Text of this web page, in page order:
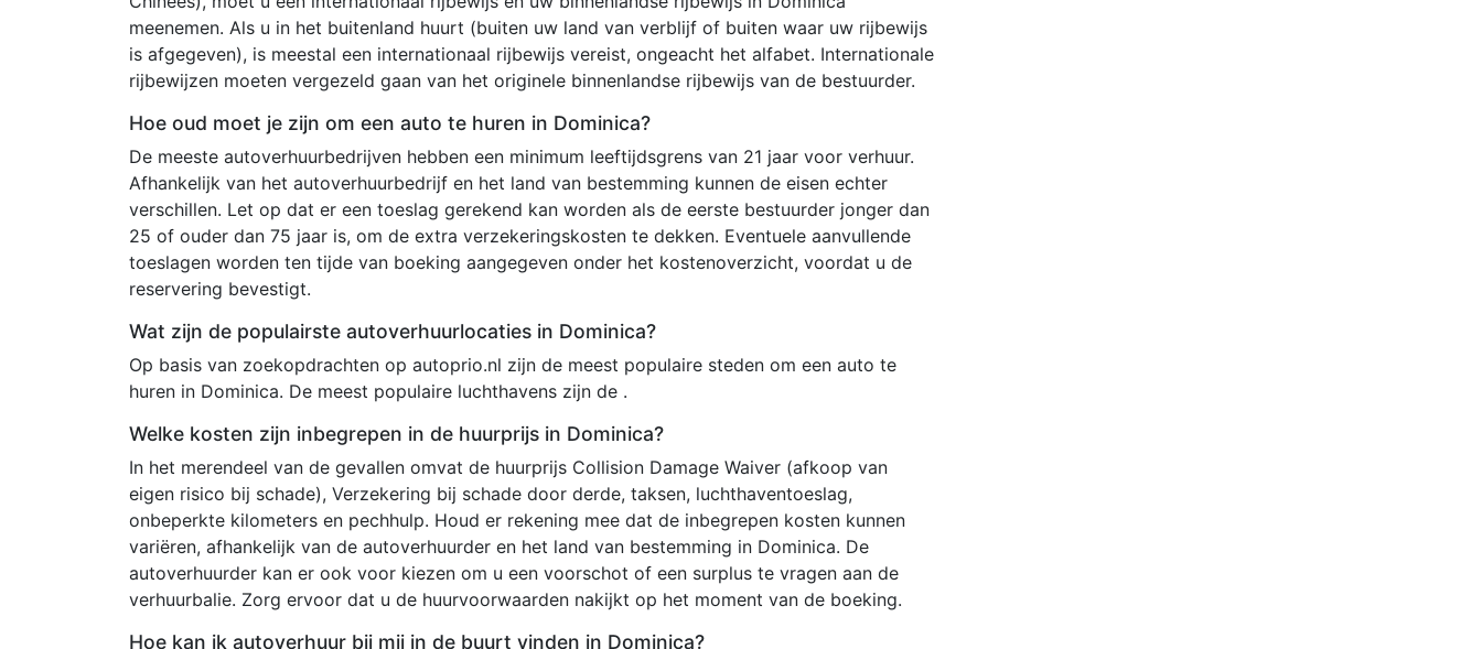
meenemen. Als u in het buitenland huurt (buiten uw land van verblijf of buiten waar uw rijbewijs
is afgegeven), is meestal een internationaal rijbewijs vereist, ongeacht het alfabet. Internationale
rijbewijzen moeten vergezeld gaan van het originele binnenlandse rijbewijs van de bestuurder.
Hoe oud moet je zijn om een auto te huren in Dominica?
De meeste autoverhuurbedrijven hebben een minimum leeftijdsgrens van 21 jaar voor verhuur.
Afhankelijk van het autoverhuurbedrijf en het land van bestemming kunnen de eisen echter
verschillen. Let op dat er een toeslag gerekend kan worden als de eerste bestuurder jonger dan
25 of ouder dan 75 jaar is, om de extra verzekeringskosten te dekken. Eventuele aanvullende
toeslagen worden ten tijde van boeking aangegeven onder het kostenoverzicht, voordat u de
reservering bevestigt.
Wat zijn de populairste autoverhuurlocaties in Dominica?
Op basis van zoekopdrachten op autoprio.nl zijn de meest populaire steden om een auto te
huren in Dominica. De meest populaire luchthavens zijn de .
Welke kosten zijn inbegrepen in de huurprijs in Dominica?
In het merendeel van de gevallen omvat de huurprijs Collision Damage Waiver (afkoop van
eigen risico bij schade), Verzekering bij schade door derde, taksen, luchthaventoeslag,
onbeperkte kilometers en pechhulp. Houd er rekening mee dat de inbegrepen kosten kunnen
variëren, afhankelijk van de autoverhuurder en het land van bestemming in Dominica. De
autoverhuurder kan er ook voor kiezen om u een voorschot of een surplus te vragen aan de
verhuurbalie. Zorg ervoor dat u de huurvoorwaarden nakijkt op het moment van de boeking.
Hoe kan ik autoverhuur bij mij in de buurt vinden in Dominica?